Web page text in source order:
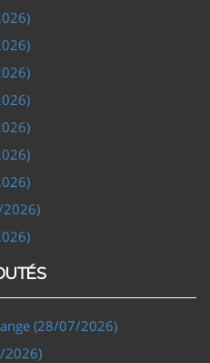
(28/07/2026)
2026)